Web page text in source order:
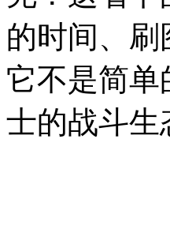
的时间、
它不是简单
士的战斗生